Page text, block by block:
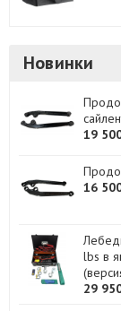
Новинки
19
16
lbs в
29